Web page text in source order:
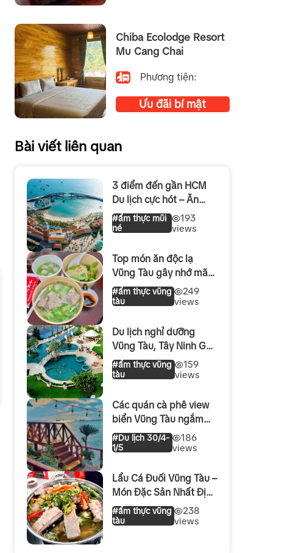
Chiba Ecolodge Resort
Mu Cang Chai
Phương tiện:
Ưu đãi bí mật
Bài viết liên quan
3 điểm đến gần HCM
Du lịch cực hót – Ăn
chơi cực đã hè 2026
#ẩm thực mũi
né
193
views
Top món ăn độc lạ
Vũng Tàu gây nhớ mãi
dịp lễ 30/4 – 1/5 2026
#ẩm thực vũng
tàu
249
views
Du lịch nghỉ dưỡng
Vũng Tàu, Tây Ninh Gần
HCM Dịp Lễ 30/4 – 1/5
nhanh tiện chill
#ẩm thực vũng
tàu
159
views
Các quán cà phê view
biển Vũng Tàu ngắm
hoàng hôn lễ 30/4 – 1/5
cực Chill
#Du lịch 30/4-
1/5
186
views
Lẩu Cá Đuối Vũng Tàu –
Món Đặc Sản Nhất Định
Phải Thử Trong Kỳ Nghỉ
Gần HCM Dịp 30/4–1/5
#ẩm thực vũng
tàu
238
views